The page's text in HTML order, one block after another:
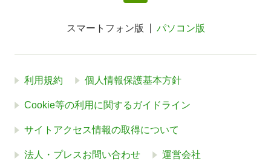
スマートフォン版 パソコン版
利用規約 個人情報保護基本方針
Cookie等の利用に関するガイドライン
サイトアクセス情報の取得について
法人・プレスお問い合わせ 運営会社